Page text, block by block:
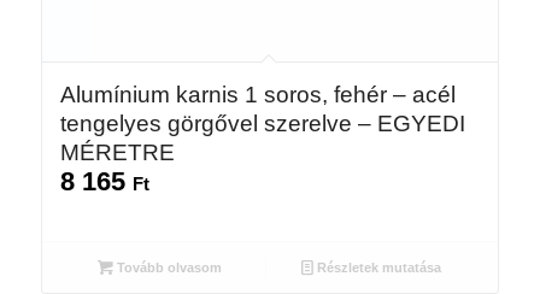
Alumínium karnis 1 soros, fehér – acél
tengelyes görgővel szerelve – EGYEDI
MÉRETRE
8 165 Ft
Tovább olvasom Részletek mutatása